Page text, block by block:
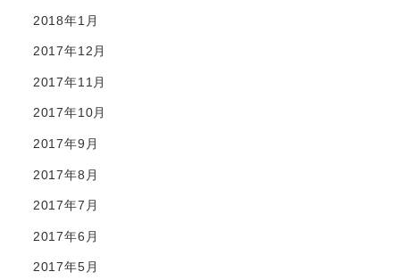
2018年1月
2017年12月
2017年11月
2017年10月
2017年9月
2017年8月
2017年7月
2017年6月
2017年5月